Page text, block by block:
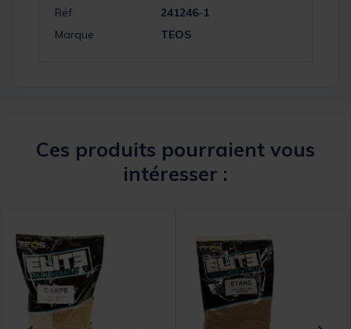
Réf.
241246-1
Marque
TEOS
Ces produits pourraient vous
intéresser :